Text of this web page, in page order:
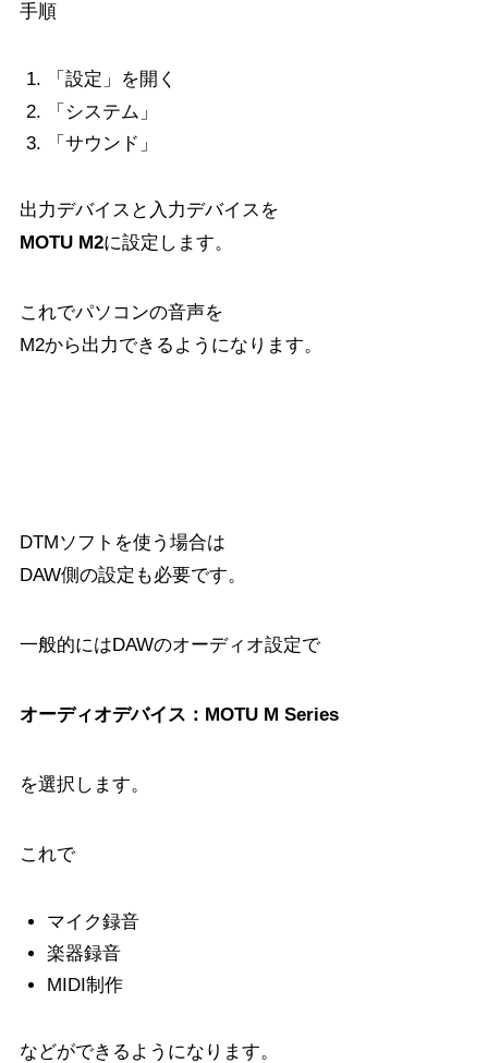
手順
「設定」を開く
「システム」
「サウンド」
出力デバイスと入力デバイスを
MOTU M2に設定します。
これでパソコンの音声を
M2から出力できるようになります。
DTMソフトを使う場合は
DAW側の設定も必要です。
一般的にはDAWのオーディオ設定で
オーディオデバイス：MOTU M Series
を選択します。
これで
マイク録音
楽器録音
MIDI制作
などができるようになります。